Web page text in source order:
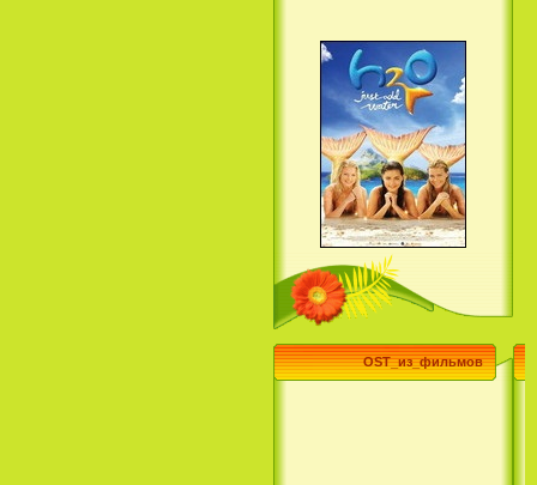
Семейка Крудс / The Croods
(2013)
Эпик / Epic (2013)
H2O: Просто добавь воды (3
Сезон) / H2O: Just Add Water
(3 Season) (сериал)
OST_из_фильмов